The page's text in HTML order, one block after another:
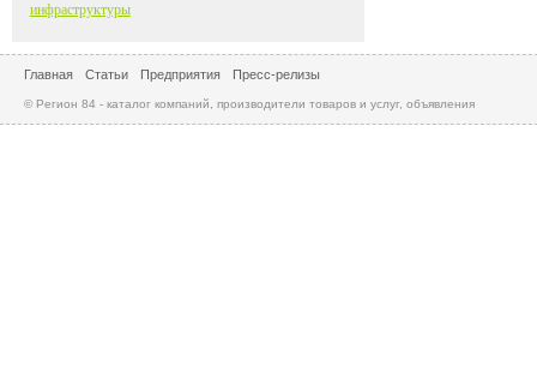
инфраструктуры
Главная Статьи Предприятия Пресс-релизы
© Регион 84 - каталог компаний, производители товаров и услуг, объявления